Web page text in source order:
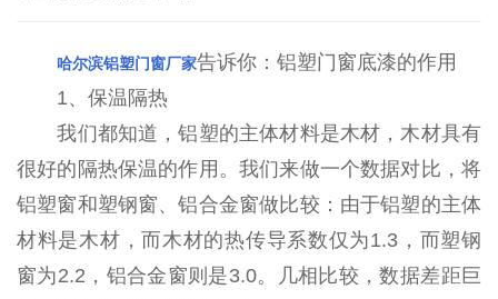
哈尔滨铝塑门窗厂家告诉你：铝塑门窗底漆的作用
1、保温隔热
我们都知道，铝塑的主体材料是木材，木材具有
很好的隔热保温的作用。我们来做一个数据对比，将
铝塑窗和塑钢窗、铝合金窗做比较：由于铝塑的主体
材料是木材，而木材的热传导系数仅为1.3，而塑钢
窗为2.2，铝合金窗则是3.0。几相比较，数据差距巨